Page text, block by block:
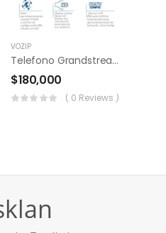
VOZIP
Telefono Grandstream Gxp1610
$180,000
( 0 Reviews )